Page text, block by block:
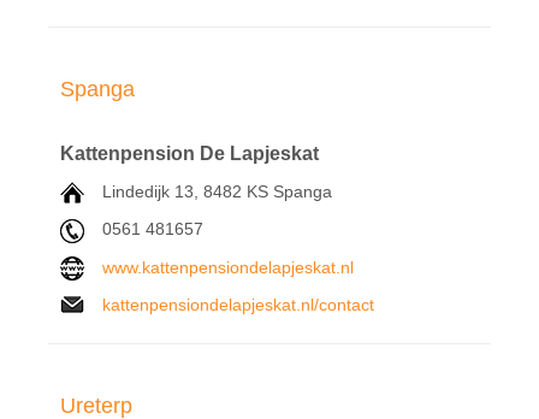
Spanga
Kattenpension De Lapjeskat
Lindedijk 13, 8482 KS Spanga
0561 481657
www.kattenpensiondelapjeskat.nl
kattenpensiondelapjeskat.nl/contact
Ureterp